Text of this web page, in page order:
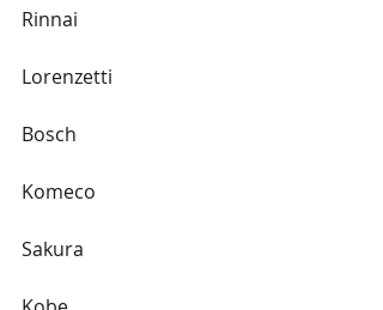
Rinnai
Lorenzetti
Bosch
Komeco
Sakura